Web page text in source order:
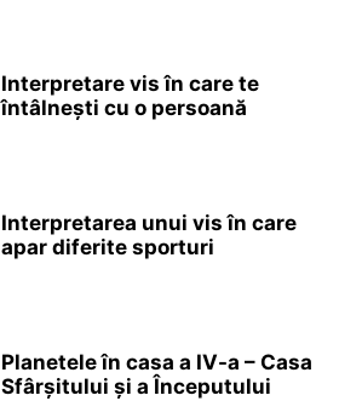
Interpretare vis în care te
întâlnești cu o persoană
Interpretarea unui vis în care
apar diferite sporturi
Planetele în casa a IV-a – Casa
Sfârșitului și a Începutului